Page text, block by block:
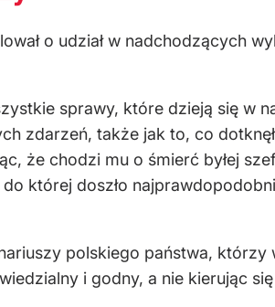
o udział w nadchodzących
sprawy, które dzieją się w
zdarzeń, także jak to, co
że chodzi mu o śmierć byłej
której doszło
polskiego państwa, którzy
i godny, a nie kierując